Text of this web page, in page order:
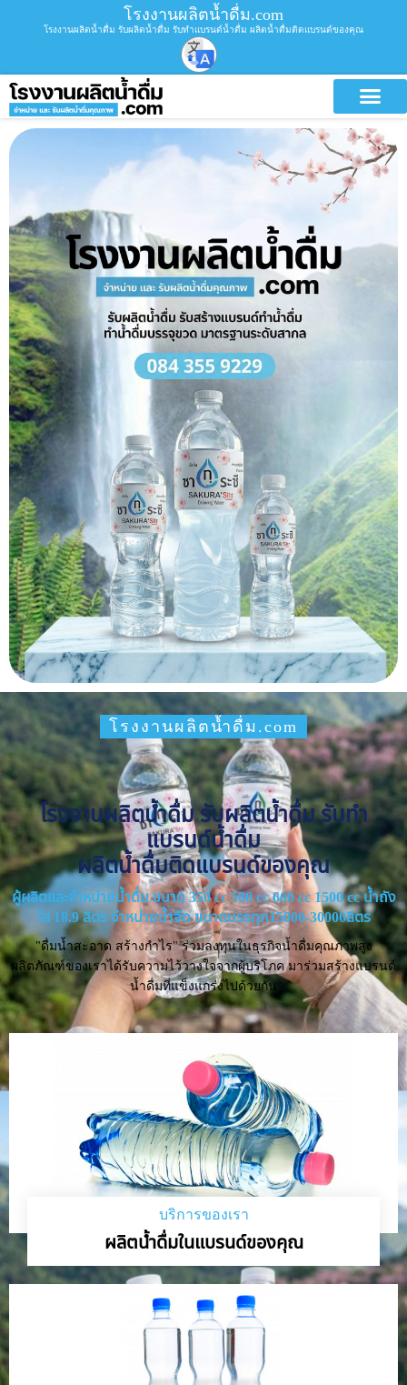
โรงงานผลิตน้ำดื่ม.com
โรงงานผลิตน้ำดื่ม รับผลิตน้ำดื่ม รับทำแบรนด์น้ำดื่ม ผลิตน้ำดื่มติดแบรนด์ของคุณ
โรงงานผลิตน้ำดื่ม.com
โรงงานผลิตน้ำดื่ม รับผลิตน้ำดื่ม รับทำ
แบรนด์น้ำดื่ม
ผลิตน้ำดื่มติดแบรนด์ของคุณ
ผู้ผลิตและจำหน่ายน้ำดื่ม ขนาด 350 cc 500 cc 600 cc 1500 cc น้ำถัง
ใส 18.9 ลิตร จำหน่ายน้ำจืด ขนาดบรรทุก15000-30000ลิตร
"ดื่มน้ำสะอาด สร้างกำไร" ร่วมลงทุนในธุรกิจน้ำดื่มคุณภาพสูง
ผลิตภัณฑ์ของเราได้รับความไว้วางใจจากผู้บริโภค มาร่วมสร้างแบรนด์
น้ำดื่มที่แข็งแกร่งไปด้วยกัน
บริการของเรา
ผลิตน้ำดื่มในแบรนด์ของคุณ